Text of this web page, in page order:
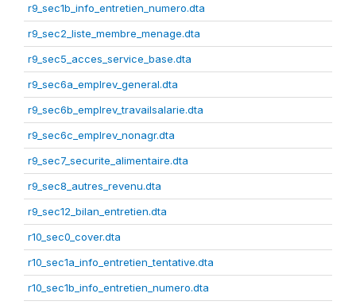
r9_sec1b_info_entretien_numero.dta
r9_sec2_liste_membre_menage.dta
r9_sec5_acces_service_base.dta
r9_sec6a_emplrev_general.dta
r9_sec6b_emplrev_travailsalarie.dta
r9_sec6c_emplrev_nonagr.dta
r9_sec7_securite_alimentaire.dta
r9_sec8_autres_revenu.dta
r9_sec12_bilan_entretien.dta
r10_sec0_cover.dta
r10_sec1a_info_entretien_tentative.dta
r10_sec1b_info_entretien_numero.dta